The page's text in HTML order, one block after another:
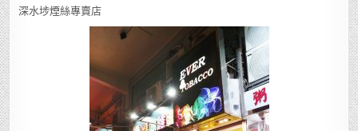
深水埗煙絲專賣店